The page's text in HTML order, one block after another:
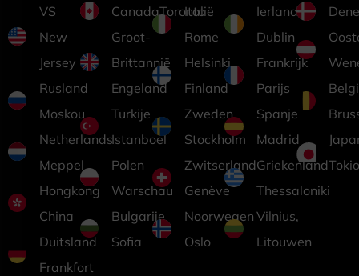
VS
New
Jersey
Rusland
Moskou
Netherlands
Meppel
Hongkong
China
Duitsland
Frankfort
CanadaToronto
Groot-
Brittannië
Engeland
Turkije
Istanboel
Polen
Warschau
Bulgarije
Sofia
Italië
Rome
Helsinki,
Finland
Zweden
Stockholm
Zwitserland
Genève
Noorwegen
Oslo
Ierland
Dublin
Frankrijk
Parijs
Spanje
Madrid
Griekenland
Thessaloniki
Vilnius,
Litouwen
Tokio